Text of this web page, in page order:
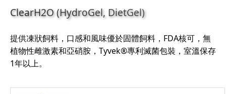
ClearH2O (HydroGel, DietGel)
提供凍狀飼料，口感和風味優於固體飼料，FDA核可，無
植物性雌激素和亞硝胺，Tyvek®專利滅菌包裝，室溫保存
1年以上。